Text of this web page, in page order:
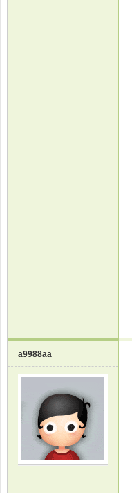
a9988aa